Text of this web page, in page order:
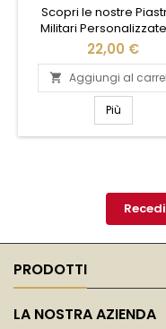
Scopri le nostre
Militari
accessorio unico che
stile e significato.
in acciaio inossidabile
qualità, queste
offrono la possibilità
incidere il tuo nome,
speciale o un
gommini silenziatori
comfort ottimale....
22,00 €
 Aggiungi al
Più
PRODOTTI
LA NOSTRA AZIENDA